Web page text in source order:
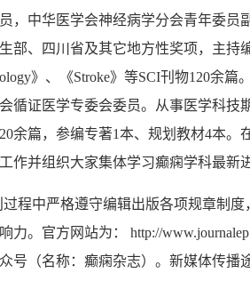
，中华医学会神经病学分会青年委
部、四川省及其它地方性奖项，主持
》、《Stroke》等SCI刊物120余篇
循证医学专委会委员。从事医学科
20余篇，参编专著1本、规划教材4本。
作并组织大家集体学习癫痫学科最新
程中严格遵守编辑出版各项规章制
力。官方网站为：
http://
号（名称：癫痫杂志）。新媒体传播